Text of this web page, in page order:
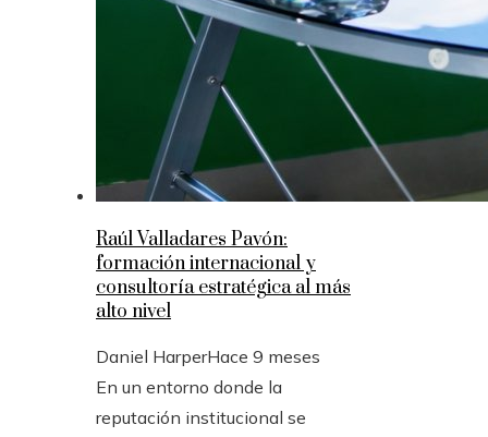
Raúl Valladares Pavón:
formación internacional y
consultoría estratégica al más
alto nivel
Daniel HarperHace 9 meses
En un entorno donde la
reputación institucional se